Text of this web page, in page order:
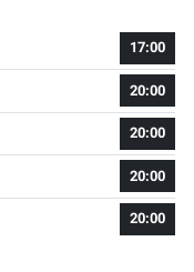
17:00
20:00
20:00
20:00
20:00